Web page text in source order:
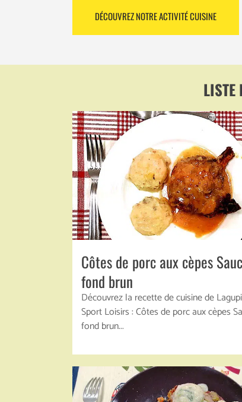
DÉCOUVREZ NOTRE ACTIVITÉ CUISINE
LISTE
Côtes de porc aux cèpes
fond brun
Découvrez la recette de cuisine de
Sport Loisirs : Côtes de porc aux cèpes
fond brun...